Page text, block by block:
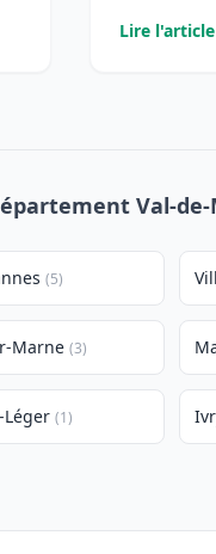
Lire l'article
Val-de-
(5)
Marne (3)
Léger (1)